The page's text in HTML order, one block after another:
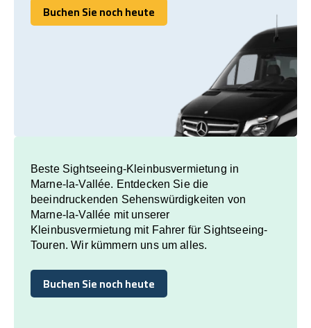
Buchen Sie noch heute
Buchen Sie noch heute
Beste Sightseeing-Kleinbusvermietung in
Marne-la-Vallée. Entdecken Sie die
beeindruckenden Sehenswürdigkeiten von
Marne-la-Vallée mit unserer
Kleinbusvermietung mit Fahrer für Sightseeing-
Touren. Wir kümmern uns um alles.
Buchen Sie noch heute
Buchen Sie noch heute